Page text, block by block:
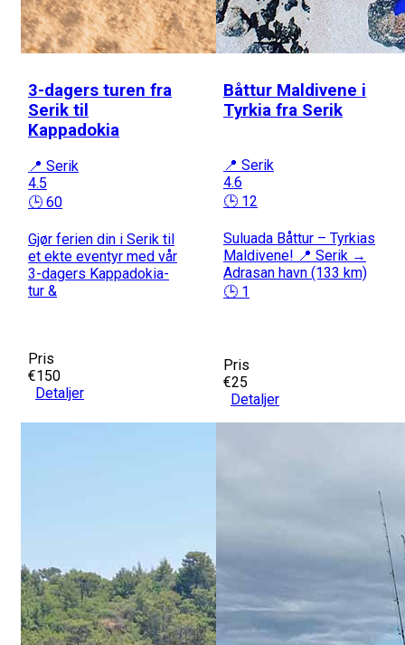
3-dagers turen fra
Serik til
Kappadokia
📍 Serik
4.5
🕒 60
Gjør ferien din i Serik til
et ekte eventyr med vår
3-dagers Kappadokia-
tur &
Pris
€150
Detaljer
Båttur Maldivene i
Tyrkia fra Serik
📍 Serik
4.6
🕒 12
Suluada Båttur – Tyrkias
Maldivene! 📍 Serik →
Adrasan havn (133 km)
🕒 1
Pris
€25
Detaljer